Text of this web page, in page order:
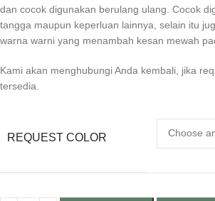
dan cocok digunakan berulang ulang. Cocok
tangga maupun keperluan lainnya, selain itu
warna warni yang menambah kesan mewah
Kami akan menghubungi Anda kembali, jika
tersedia.
REQUEST COLOR